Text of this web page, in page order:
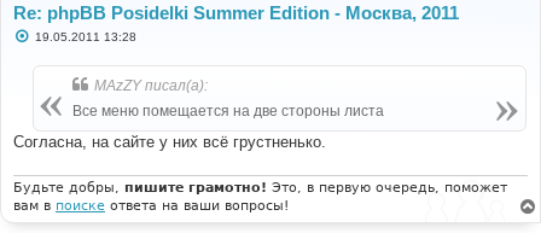
Re: phpBB Posidelki Summer Edition - Москва, 2011
С
и
е
19.05.2011 13:28
MAzZY писал(а):
Все меню помещается на две стороны листа
Согласна, на сайте у них всё грустненько.
Будьте добры, пишите грамотно! Это, в первую очередь, поможет
вам в поиске ответа на ваши вопросы!